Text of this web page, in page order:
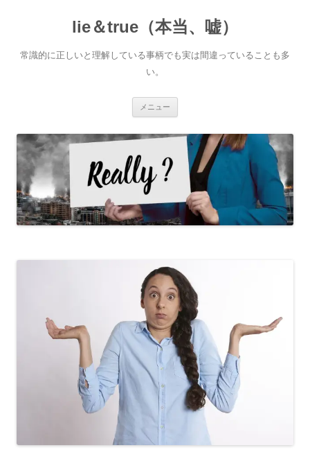
へ
ス
lie＆true（本当、嘘）
常識的に正しいと理解している事柄でも実は間違っていることも多
い。
メニュー